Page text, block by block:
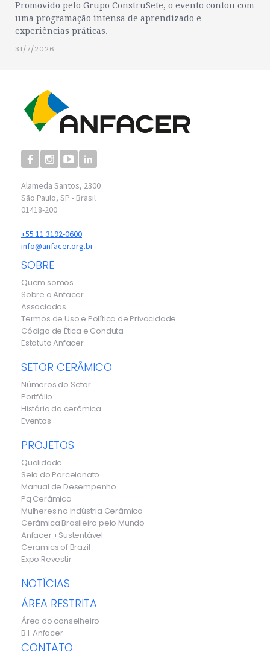
Promovido pelo Grupo ConstruSete, o evento contou com
uma programação intensa de aprendizado e
experiências práticas.
31/7/2026
Alameda Santos, 2300
São Paulo, SP - Brasil
01418-200
+55 11 3192-0600
info@anfacer.org.br
SOBRE
Quem somos
Sobre a Anfacer
Associados
Termos de Uso e Política de Privacidade
Código de Ética e Conduta
Estatuto Anfacer
SETOR CERÂMICO
Números do Setor
Portfólio
História da cerâmica
Eventos
PROJETOS
Qualidade
Selo do Porcelanato
Manual de Desempenho
Pq Cerâmica
Mulheres na Indústria Cerâmica
Cerâmica Brasileira pelo Mundo
Anfacer +Sustentável
Ceramics of Brazil
Expo Revestir
NOTÍCIAS
ÁREA RESTRITA
Área do conselheiro
B.I. Anfacer
CONTATO